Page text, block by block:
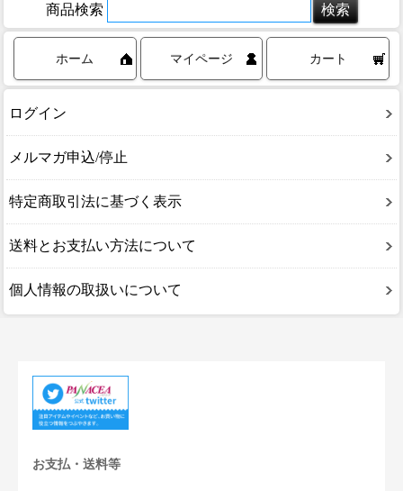
商品検索
ホーム マイページ カート
ログイン
メルマガ申込/停止
特定商取引法に基づく表示
送料とお支払い方法について
個人情報の取扱いについて
お支払・送料等